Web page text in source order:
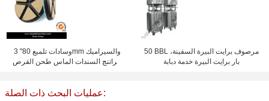
3 "وسادات تلميع 80mm والسيراميك
الراتنج السندات الماس طحن القرص
50 BBL مرصوف برايت البيرة السفينة،
بار برايت البيرة خدمة دبابة
عمليات البحث ذات الصلة: